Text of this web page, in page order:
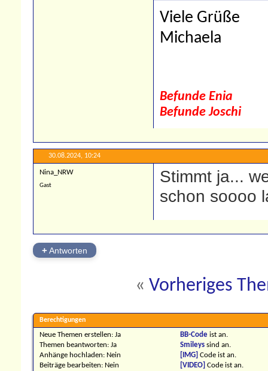
Viele Grüße
Michaela
Befunde Enia
Befunde Joschi
30.08.2024, 10:24
Nina_NRW
Gast
Stimmt ja...
schon soooo
+Antworten
« Vorheriges
Berechtigungen
Neue Themen erstellen: Ja
Themen beantworten: Ja
Anhänge hochladen: Nein
Beiträge bearbeiten: Nein
BB-Codeist an.
Smileyssind an.
[IMG] Code ist an.
[VIDEO] Code ist an.